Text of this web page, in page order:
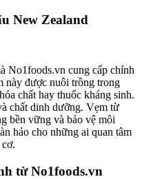
New Zealand
No1foods.vn cung cấp chính
này được nuôi trồng trong
chất hay thuốc kháng sinh.
chất dinh dưỡng. Vẹm từ
bền vững và bảo vệ môi
hảo cho những ai quan tâm
từ No1foods.vn